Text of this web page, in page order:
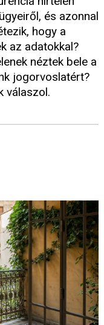
és azonnal
hogy a
az adatokkal?
néztek bele a
jogorvoslatért?
válaszol.